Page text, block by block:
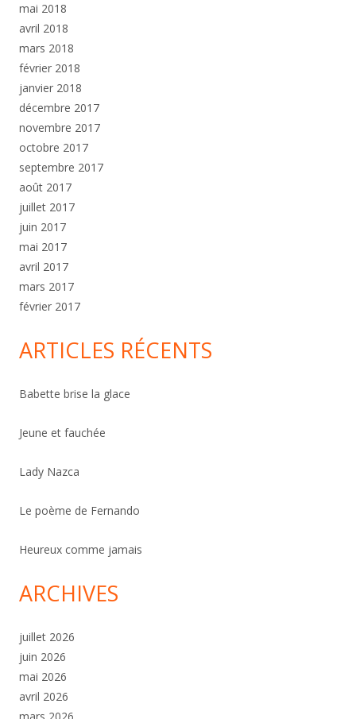
mai 2018
avril 2018
mars 2018
février 2018
janvier 2018
décembre 2017
novembre 2017
octobre 2017
septembre 2017
août 2017
juillet 2017
juin 2017
mai 2017
avril 2017
mars 2017
février 2017
ARTICLES RÉCENTS
Babette brise la glace
Jeune et fauchée
Lady Nazca
Le poème de Fernando
Heureux comme jamais
ARCHIVES
juillet 2026
juin 2026
mai 2026
avril 2026